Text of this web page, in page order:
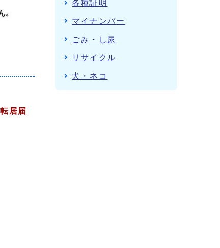
居届
各種証明
マイナンバー
ごみ・し尿
リサイクル
犬・ネコ